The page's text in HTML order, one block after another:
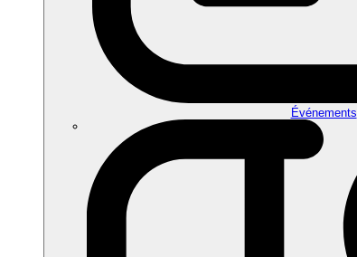
Événements